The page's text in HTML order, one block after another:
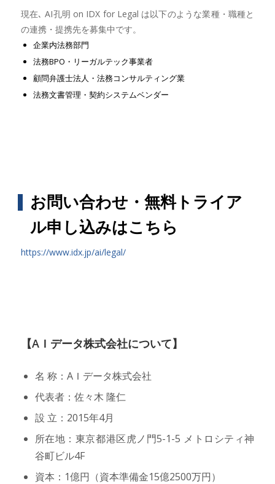
現在､ AI孔明 on IDX for Legal は以下のような業種・職種と
の連携・提携先を募集中です。
企業内法務部門
法務BPO・リーガルテック事業者
顧問弁護士法人・法務コンサルティング業
法務文書管理・契約システムベンダー
お問い合わせ・無料トライア
ル申し込みはこちら
https://www.idx.jp/ai/legal/
【AＩデータ株式会社について】
名 称：AＩデータ株式会社
代表者：佐々木 隆仁
設 立：2015年4月
所在地：東京都港区虎ノ門5-1-5 メトロシティ神
谷町ビル4F
資本：1億円（資本準備金15億2500万円）